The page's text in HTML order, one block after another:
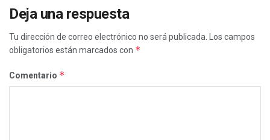
Deja una respuesta
Tu dirección de correo electrónico no será publicada.
Los campos
obligatorios están marcados con *
Comentario *